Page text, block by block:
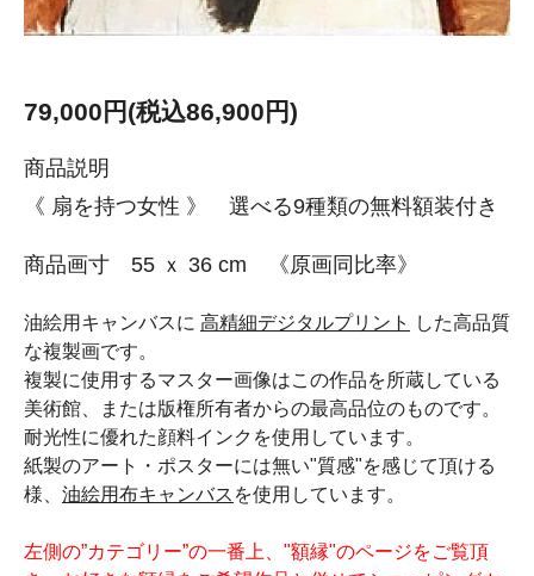
79,000円(税込86,900円)
商品説明
《 扇を持つ女性 》 選べる9種類の無料額装付き
商品画寸 55 ｘ 36 cm 《原画同比率》
油絵用キャンバスに 高精細デジタルプリント
した高品質
な複製画です。
複製に使用するマスター画像はこの作品を所蔵している
美術館、または版権所有者からの最高品位のものです。
耐光性に優れた顔料インクを使用しています。
紙製のアート・ポスターには無い"質感"を感じて頂ける
様、 油絵用布キャンバス を使用しています。
左側の”カテゴリー”の一番上、"額縁"のページをご覧頂